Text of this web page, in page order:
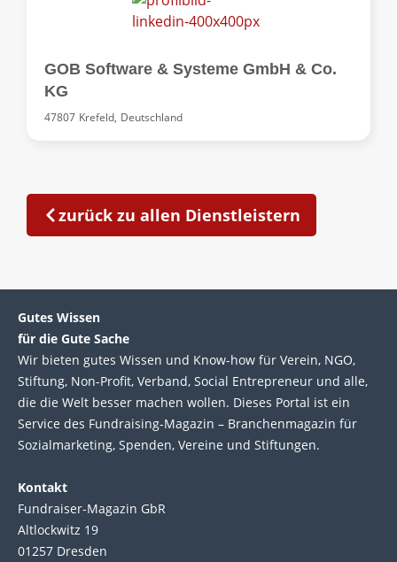
GOB Software & Systeme GmbH & Co.
KG
47807 Krefeld, Deutschland
zurück zu allen Dienstleistern
Gutes Wissen
für die Gute Sache
Wir bie­ten gutes Wis­sen und Know-how für Ver­ein, NGO,
Stif­tung, Non-Profit, Ver­band, Social Entre­pre­neur und alle,
die die Welt bes­ser machen wol­len. Die­ses Por­tal ist ein
Service des Fund­raising-Magazin – Bran­chen­magazin für
Sozial­marke­ting, Spen­den, Ver­eine und Stif­tun­gen.
Kontakt
Fundraiser-Magazin GbR
Altlockwitz 19
01257 Dresden